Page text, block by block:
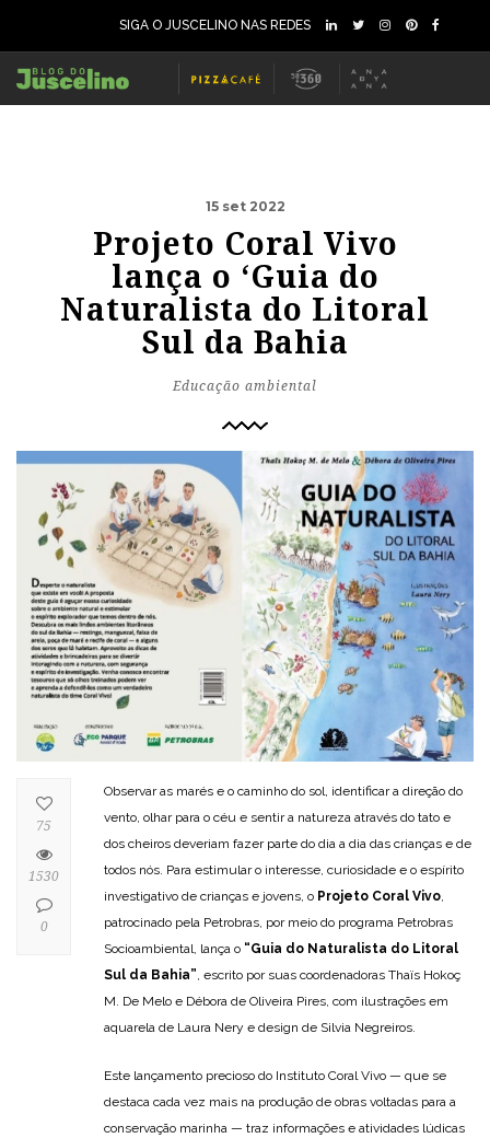
SIGA O JUSCELINO NAS REDES
15 set 2022
Projeto Coral Vivo
lança o ‘Guia do
Naturalista do Litoral
Sul da Bahia
Educação ambiental
Observar as marés e o caminho do sol, identificar a direção do
vento, olhar para o céu e sentir a natureza através do tato e
dos cheiros deveriam fazer parte do dia a dia das crianças e de
todos nós. Para estimular o interesse, curiosidade e o espírito
investigativo de crianças e jovens, o Projeto Coral Vivo,
patrocinado pela Petrobras, por meio do programa Petrobras
Socioambiental, lança o “Guia do Naturalista do Litoral
Sul da Bahia”, escrito por suas coordenadoras Thaïs Hokoç
M. De Melo e Débora de Oliveira Pires, com ilustrações em
aquarela de Laura Nery e design de Silvia Negreiros.
Este lançamento precioso do Instituto Coral Vivo — que se
destaca cada vez mais na produção de obras voltadas para a
conservação marinha — traz informações e atividades lúdicas
75
1530
0